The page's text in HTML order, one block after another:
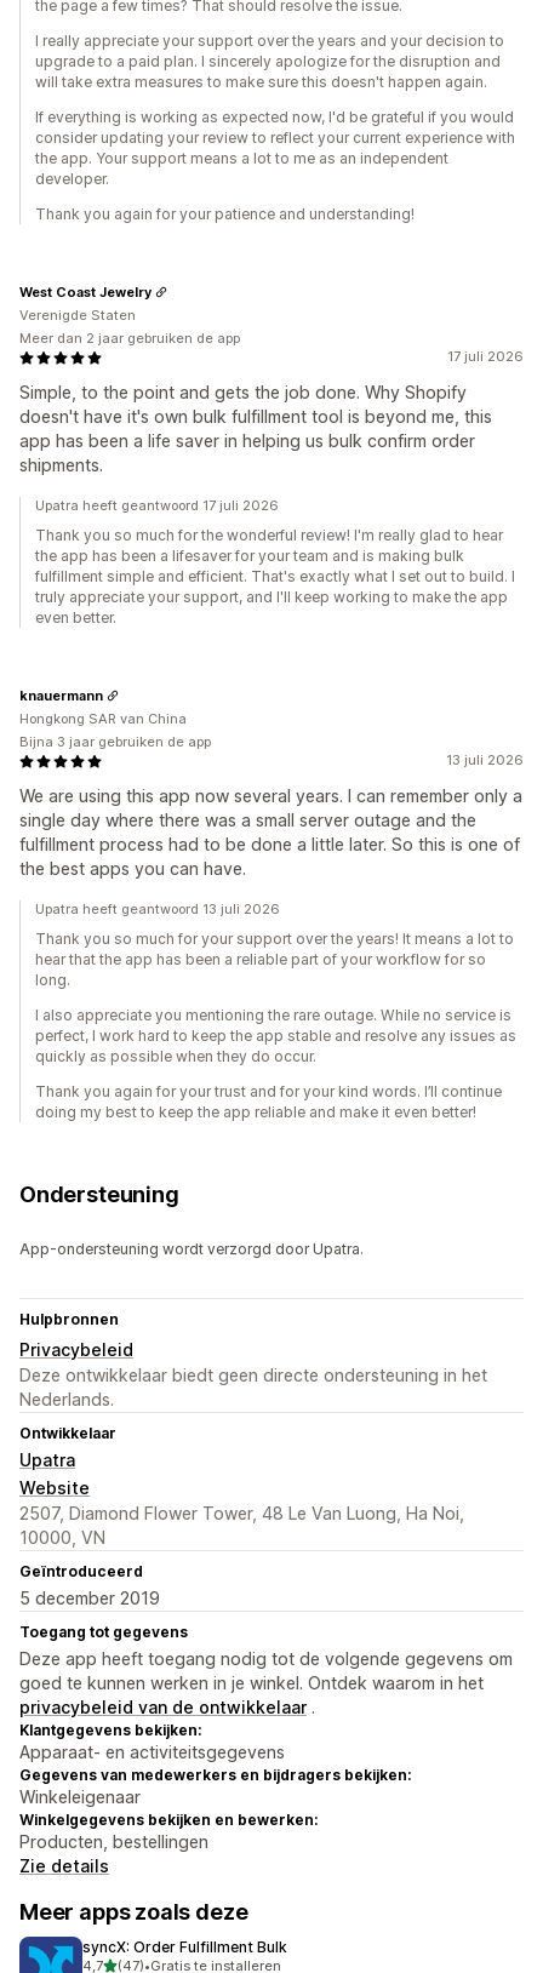
the page a few times? That should resolve the issue.
I really appreciate your support over the years and your decision to
upgrade to a paid plan. I sincerely apologize for the disruption and
will take extra measures to make sure this doesn't happen again.
If everything is working as expected now, I'd be grateful if you would
consider updating your review to reflect your current experience with
the app. Your support means a lot to me as an independent
developer.
Thank you again for your patience and understanding!
17 juli 2026
Simple, to the point and gets the job done. Why Shopify
doesn't have it's own bulk fulfillment tool is beyond me, this
app has been a life saver in helping us bulk confirm order
shipments.
West Coast Jewelry
Verenigde Staten
Meer dan 2 jaar gebruiken de app
Upatra heeft geantwoord 17 juli 2026
Thank you so much for the wonderful review! I'm really glad to hear
the app has been a lifesaver for your team and is making bulk
fulfillment simple and efficient. That's exactly what I set out to build. I
truly appreciate your support, and I'll keep working to make the app
even better.
13 juli 2026
We are using this app now several years. I can remember only a
single day where there was a small server outage and the
fulfillment process had to be done a little later. So this is one of
the best apps you can have.
knauermann
Hongkong SAR van China
Bijna 3 jaar gebruiken de app
Upatra heeft geantwoord 13 juli 2026
Thank you so much for your support over the years! It means a lot to
hear that the app has been a reliable part of your workflow for so
long.
I also appreciate you mentioning the rare outage. While no service is
perfect, I work hard to keep the app stable and resolve any issues as
quickly as possible when they do occur.
Thank you again for your trust and for your kind words. I’ll continue
doing my best to keep the app reliable and make it even better!
Ondersteuning
App-ondersteuning wordt verzorgd door Upatra.
Hulpbronnen
Privacybeleid
Deze ontwikkelaar biedt geen directe ondersteuning in het
Nederlands.
Ontwikkelaar
Upatra
Website
2507, Diamond Flower Tower, 48 Le Van Luong, Ha Noi,
10000, VN
Geïntroduceerd
5 december 2019
Toegang tot gegevens
Deze app heeft toegang nodig tot de volgende gegevens om
goed te kunnen werken in je winkel. Ontdek waarom in het
privacybeleid van de ontwikkelaar .
Klantgegevens bekijken:
Apparaat- en activiteitsgegevens
Gegevens van medewerkers en bijdragers bekijken:
Winkeleigenaar
Winkelgegevens bekijken en bewerken:
Producten, bestellingen
Zie details
Meer apps zoals deze
syncX: Order Fulfillment Bulk
4,7van 5 sterren
(47)•Gratis te installeren